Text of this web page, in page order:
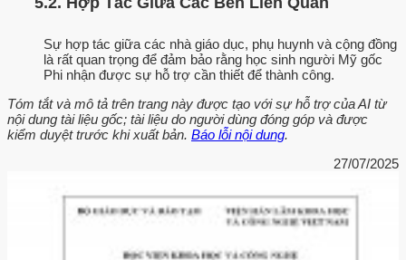
Sự hợp tác giữa các nhà giáo dục, phụ huynh và cộng đồng
là rất quan trọng để đảm bảo rằng học sinh người Mỹ gốc
Phi nhận được sự hỗ trợ cần thiết để thành công.
Tóm tắt và mô tả trên trang này được tạo với sự hỗ trợ của AI từ
nội dung tài liệu gốc; tài liệu do người dùng đóng góp và được
kiểm duyệt trước khi xuất bản. Báo lỗi nội dung.
27/07/2025